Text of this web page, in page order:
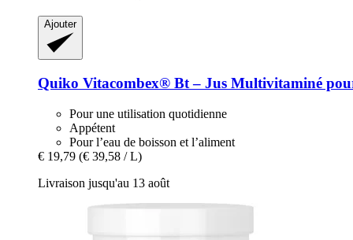
Ajouter
Quiko Vitacombex® Bt – Jus Multivitaminé
Pour une utilisation quotidienne
Appétent
Pour l’eau de boisson et l’aliment
€ 19,79 (€ 39,58 / L)
Livraison jusqu'au 13 août